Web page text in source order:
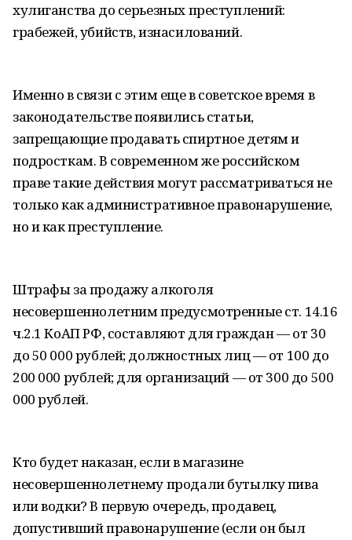
хулиганства до серьезных преступлений:
грабежей, убийств, изнасилований.
Именно в связи с этим еще в советское время в
законодательстве появились статьи,
запрещающие продавать спиртное детям и
подросткам. В современном же российском
праве такие действия могут рассматриваться не
только как административное правонарушение,
но и как преступление.
Штрафы за продажу алкоголя
несовершеннолетним предусмотренные ст. 14.16
ч.2.1 КоАП РФ, составляют для граждан — от 30
до 50 000 рублей; должностных лиц — от 100 до
200 000 рублей; для организаций — от 300 до 500
000 рублей.
Кто будет наказан, если в магазине
несовершеннолетнему продали бутылку пива
или водки? В первую очередь, продавец,
допустивший правонарушение (если он был